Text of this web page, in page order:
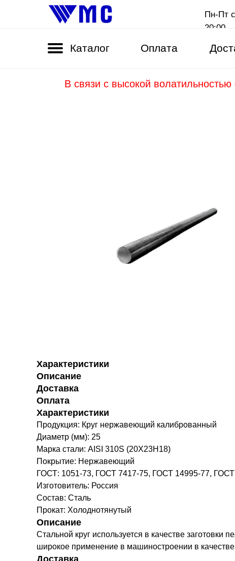
Пн-Пт
20:00
Каталог Оплата
В связи с высокой
Характеристики
Описание
Доставка
Оплата
Характеристики
Продукция: Круг нержавеющий калиброванный
Диаметр (мм): 25
Марка стали: AISI 310S (20Х23Н18)
Покрытие: Нержавеющий
ГОСТ: 1051-73, ГОСТ 7417-75, ГОСТ 14995-77,
Изготовитель: Россия
Состав: Сталь
Прокат: Холоднотянутый
Описание
Стальной круг используется в качестве заготовки
широкое применение в машиностроении в качестве
Доставка